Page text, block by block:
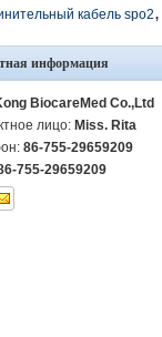
кабель spo2,
информация
BiocareMed Co.,Ltd
лицо: Miss. Rita
86-755-29659209
755-29659209